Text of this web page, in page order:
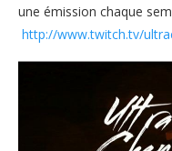
une émission chaque
http://www.twitch.tv/